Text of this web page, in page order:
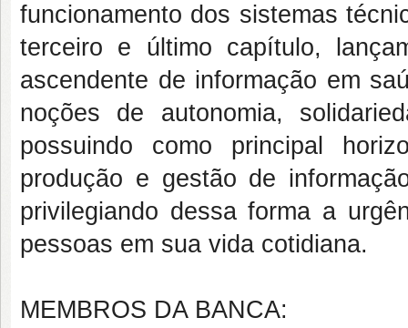
funcionamento dos sistemas
terceiro e último capítulo,
ascendente de informação em
noções de autonomia,
possuindo como principal
produção e gestão de
privilegiando dessa forma a
pessoas em sua vida cotidiana.
MEMBROS DA BANCA: